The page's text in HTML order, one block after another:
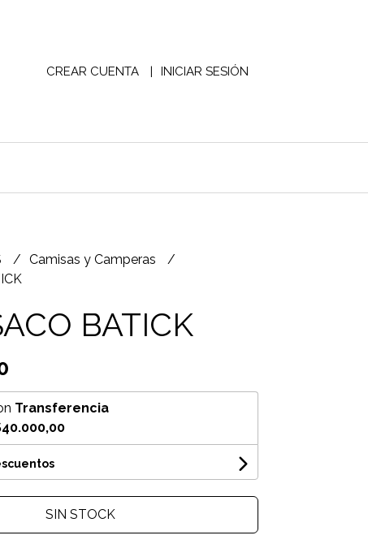
CREAR CUENTA INICIAR SESIÓN
Camisas y Camperas
BATICK
Transferencia
SIN STOCK